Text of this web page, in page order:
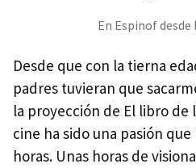
En Espinof desde
Desde que con la tierna
padres tuvieran que
la proyección de El libro de
cine ha sido una pasión
horas. Unas horas de